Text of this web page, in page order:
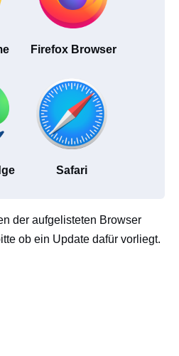
Firefox Browser
Safari
der aufgelisteten Browser
ob ein Update dafür vorliegt.